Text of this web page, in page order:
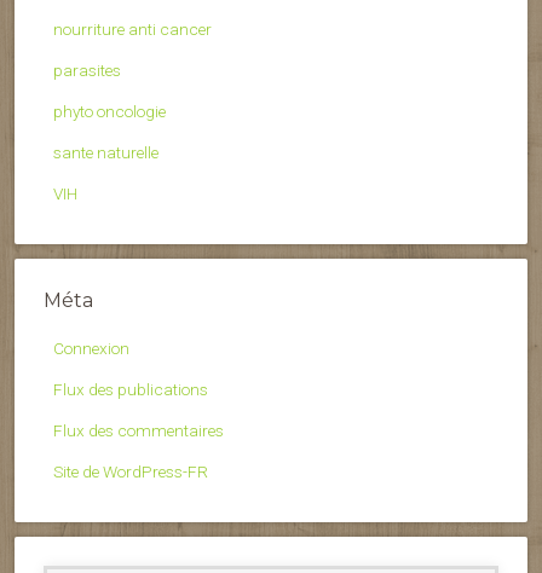
nourriture anti cancer
parasites
phyto oncologie
sante naturelle
VIH
Méta
Connexion
Flux des publications
Flux des commentaires
Site de WordPress-FR